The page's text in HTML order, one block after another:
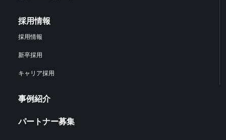
採用情報
採用情報
新卒採用
キャリア採用
事例紹介
パートナー募集